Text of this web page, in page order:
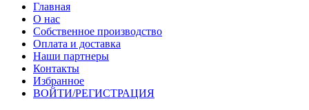
Главная
О нас
Собственное производство
Оплата и доставка
Наши партнеры
Контакты
Избранное
ВОЙТИ/РЕГИСТРАЦИЯ